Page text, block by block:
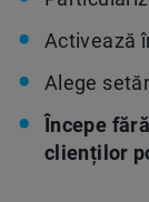
Activează
Alege
Începe
clienților